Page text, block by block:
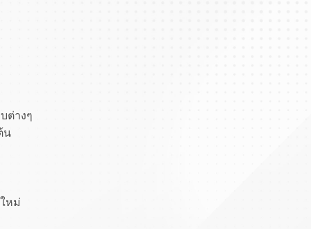
ต่างๆ
น
หม่